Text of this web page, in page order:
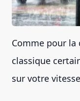
Comme pour la
classique
sur votre